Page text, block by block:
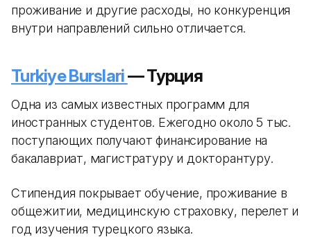
проживание и другие расходы, но конкуренция
внутри направлений сильно отличается.
Turkiye Burslari— Турция
Одна из самых известных программ для
иностранных студентов. Ежегодно около 5 тыс.
поступающих получают финансирование на
бакалавриат, магистратуру и докторантуру.
Стипендия покрывает обучение, проживание в
общежитии, медицинскую страховку, перелет и
год изучения турецкого языка.